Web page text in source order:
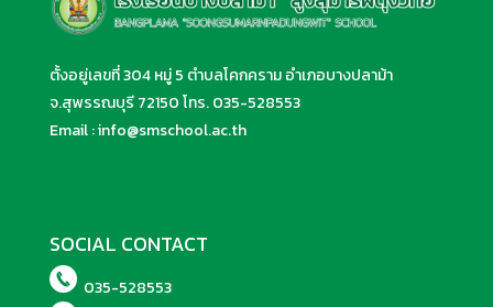
ตั้งอยู่เลขที่ 304 หมู่ 5 ตำบลโคกคราม อำเภอบางปลาม้า
จ.สุพรรณบุรี 72150 โทร.035-528553
Email :info@smschool.ac.th
SOCIAL CONTACT
035-528553